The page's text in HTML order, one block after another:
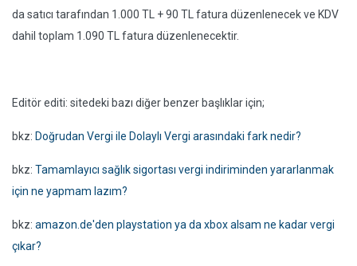
da satıcı tarafından 1.000 TL + 90 TL fatura düzenlenecek ve KDV
dahil toplam 1.090 TL fatura düzenlenecektir.
Editör editi: sitedeki bazı diğer benzer başlıklar için;
bkz: Doğrudan Vergi ile Dolaylı Vergi arasındaki fark nedir?
bkz: Tamamlayıcı sağlık sigortası vergi indiriminden yararlanmak
için ne yapmam lazım?
bkz: amazon.de'den playstation ya da xbox alsam ne kadar vergi
çıkar?